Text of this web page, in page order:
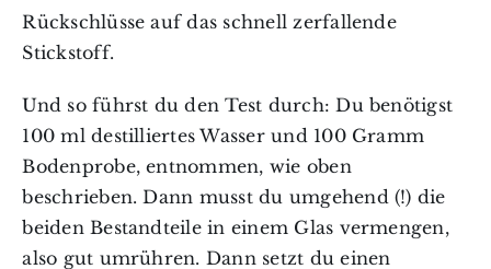
Rückschlüsse auf das schnell zerfallende
Stickstoff.
Und so führst du den Test durch: Du benötigst
100 ml destilliertes Wasser und 100 Gramm
Bodenprobe, entnommen, wie oben
beschrieben. Dann musst du umgehend (!) die
beiden Bestandteile in einem Glas vermengen,
also gut umrühren. Dann setzt du einen